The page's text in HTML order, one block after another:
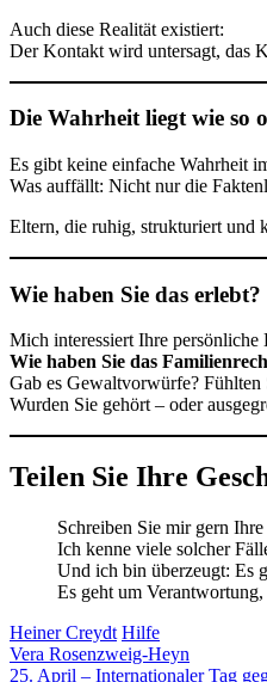
Auch diese Realität existiert:
Der Kontakt wird untersagt, das
Die Wahrheit liegt wie so
Es gibt keine einfache Wahrheit
Was auffällt: Nicht nur die
Eltern, die ruhig, strukturiert und
Wie haben Sie das erlebt?
Mich interessiert Ihre persönliche
Wie haben Sie das
Gab es Gewaltvorwürfe? Fühlten
Wurden Sie gehört – oder
Teilen Sie Ihre
Schreiben Sie mir gern
Ich kenne viele solcher
Und ich bin überzeugt: Es
Es geht um
Heiner Creydt Hilfe
Vera Rosenzweig-Heyn
25. April – Internationaler Tag